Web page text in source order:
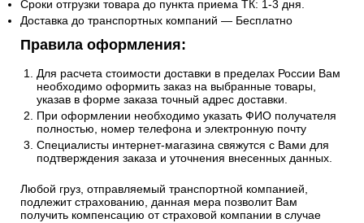
Сроки отгрузки товара до пункта приема ТК: 1-3 дня.
Доставка до транспортных компаний — Бесплатно
Правила оформления:
Для расчета стоимости доставки в пределах России Вам
необходимо оформить заказ на выбранные товары,
указав в форме заказа точный адрес доставки.
При оформлении необходимо указать ФИО получателя
полностью, номер телефона и электронную почту
Специалисты интернет-магазина свяжутся с Вами для
подтверждения заказа и уточнения внесенных данных.
Любой груз, отправляемый транспортной компанией,
подлежит страхованию, данная мера позволит Вам
получить компенсацию от страховой компании в случае